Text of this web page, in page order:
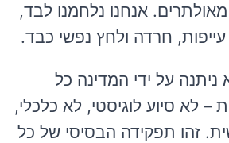
מאולתרים. אנחנו נלחמנו לבד,
חרדה ולחץ נפשי כבד.
ניתנה על ידי המדינה כל
לא סיוע לוגיסטי, לא כלכלי,
זהו תפקידה הבסיסי של כל